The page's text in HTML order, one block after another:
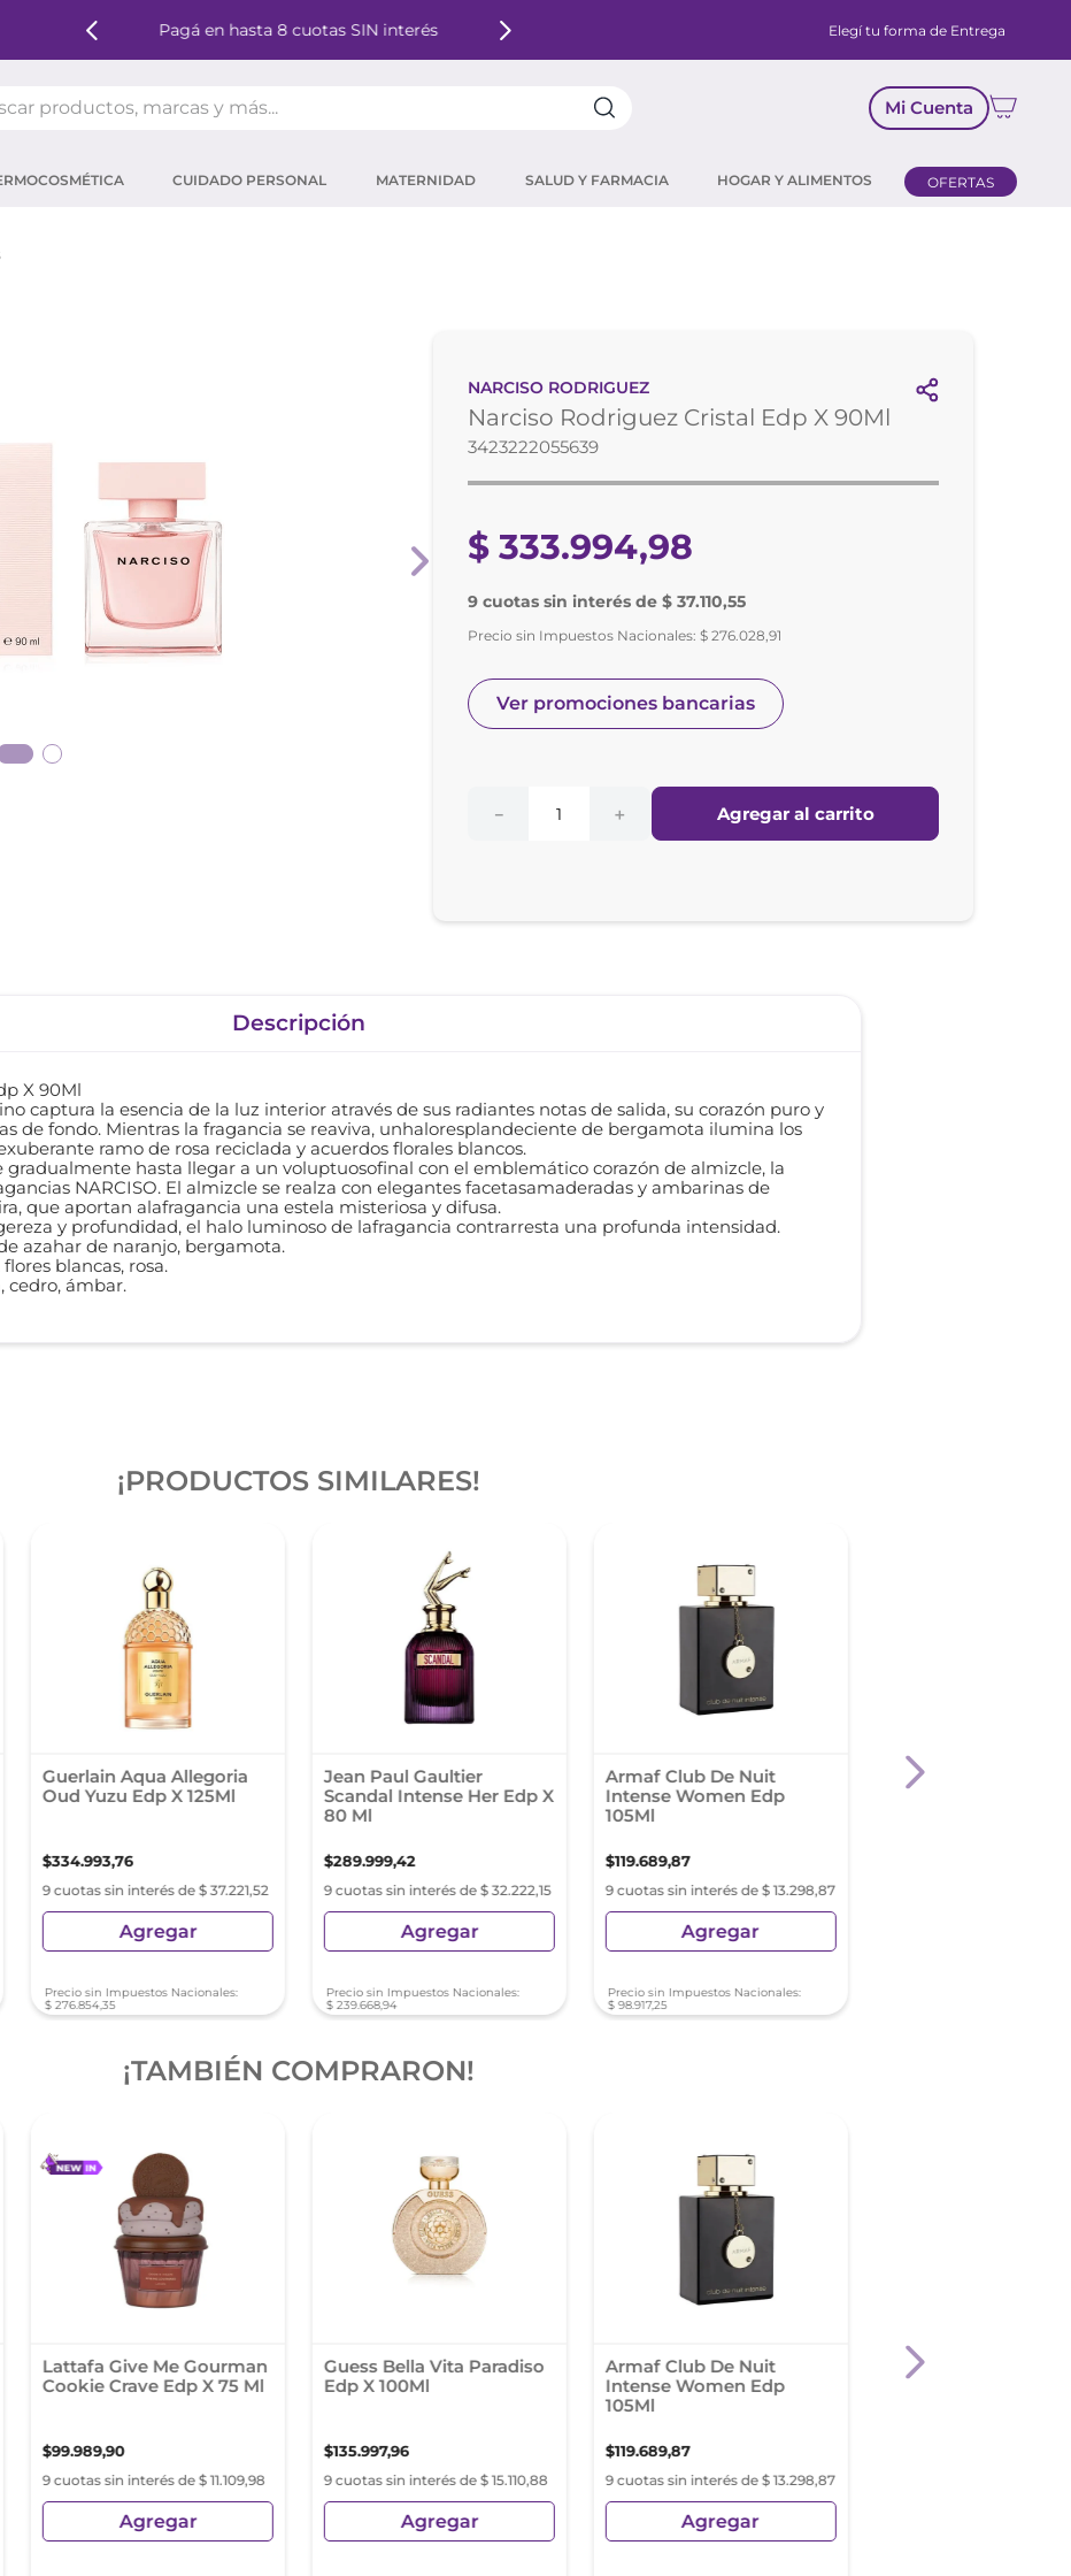
Pagá en hasta 8 cuotas SIN interés Elegí tu forma de Entrega
Mi Cuenta
CUIDADO PERSONAL MATERNIDAD SALUD Y FARMACIA HOGAR Y ALIMENTOS OFERTAS
NARCISO RODRIGUEZ
Narciso Rodriguez Cristal Edp X 90Ml
3423222055639
$ 333.994,98
9 cuotas sin interés de $ 37.110,55
Precio sin Impuestos Nacionales:$ 276.028,91
Ver promociones bancarias
＋
－ Agregar al carrito
Descripción
X 90Ml
captura la esencia de la luz interior através de sus radiantes notas de salida, su corazón puro y
de fondo. Mientras la fragancia se reaviva, unhaloresplandeciente de bergamota ilumina los
ramo de rosa reciclada y acuerdos florales blancos.
gradualmente hasta llegar a un voluptuosofinal con el emblemático corazón de almizcle, la
NARCISO. El almizcle se realza con elegantes facetasamaderadas y ambarinas de
que aportan alafragancia una estela misteriosa y difusa.
y profundidad, el halo luminoso de lafragancia contrarresta una profunda intensidad.
azahar de naranjo, bergamota.
blancas, rosa.
cedro, ámbar.
¡PRODUCTOS SIMILARES!
Guerlain Aqua Allegoria
Oud Yuzu Edp X 125Ml
$334.993,76
9 cuotas sin interés de $ 37.221,52
Agregar
Precio sin Impuestos Nacionales:
$ 276.854,35
Jean Paul Gaultier
Scandal Intense Her Edp X
80 Ml
$289.999,42
9 cuotas sin interés de $ 32.222,15
Agregar
Precio sin Impuestos Nacionales:
$ 239.668,94
Armaf Club De Nuit
Intense Women Edp
105Ml
$119.689,87
9 cuotas sin interés de $ 13.298,87
Agregar
Precio sin Impuestos Nacionales:
$ 98.917,25
Carolina Herrera Very
Good Girl Elixir Edp
¡TAMBIÉN COMPRARON!
Lattafa Give Me Gourman
Cookie Crave Edp X 75 Ml
$99.989,90
9 cuotas sin interés de $ 11.109,98
Agregar
Guess Bella Vita Paradiso
Edp X 100Ml
$135.997,96
9 cuotas sin interés de $ 15.110,88
Agregar
Armaf Club De Nuit
Intense Women Edp
105Ml
$119.689,87
9 cuotas sin interés de $ 13.298,87
Agregar
Rabanne Fame
Pink Edp X 80Ml